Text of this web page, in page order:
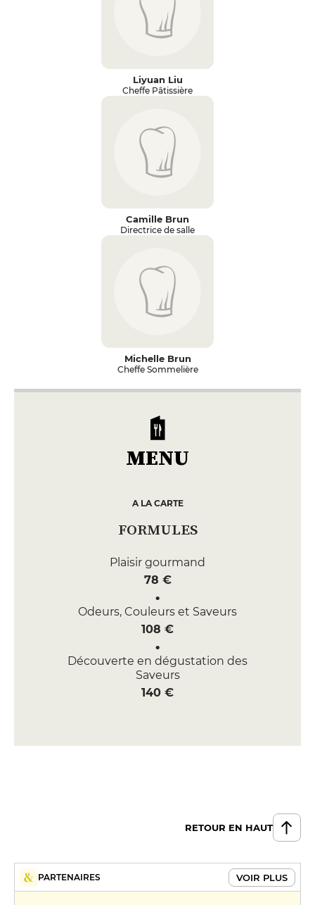
Liyuan Liu
Cheffe Pâtissière
Camille Brun
Directrice de salle
Michelle Brun
Cheffe Sommelière
MENU
A LA CARTE
FORMULES
Plaisir gourmand
78 €
Odeurs, Couleurs et Saveurs
108 €
Découverte en dégustation des
Saveurs
140 €
RETOUR EN HAUT
PARTENAIRES VOIR PLUS